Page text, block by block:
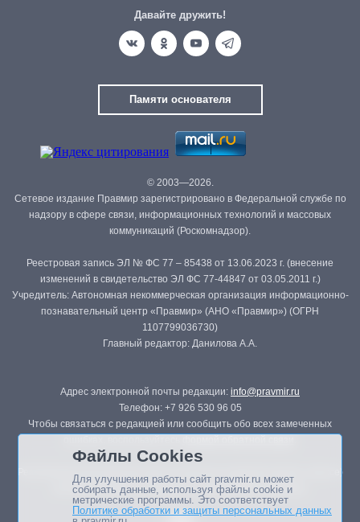
Давайте дружить!
Памяти основателя
© 2003—2026.
Сетевое издание Правмир зарегистрировано в Федеральной службе по
надзору в сфере связи, информационных технологий и массовых
коммуникаций (Роскомнадзор).
Реестровая запись ЭЛ № ФС 77 – 85438 от 13.06.2023 г. (внесение
изменений в свидетельство ЭЛ ФС 77-44847 от 03.05.2011 г.)
Учредитель: Автономная некоммерческая организация информационно-
познавательный центр «Правмир» (АНО «Правмир») (ОГРН
1107799036730)
Главный редактор: Данилова А.А.
Адрес электронной почты редакции: info@pravmir.ru
Телефон: +7 926 530 96 05
Чтобы связаться с редакцией или сообщить обо всех замеченных
Републикация материалов сайта в печатных изданиях (книгах, прессе)
возможна только с письменного разрешения редакции.
Файлы Cookies
Для улучшения работы сайт pravmir.ru может
собирать данные, используя файлы cookie и
метрические программы. Это соответствует
Политике обработки и защиты персональных данных